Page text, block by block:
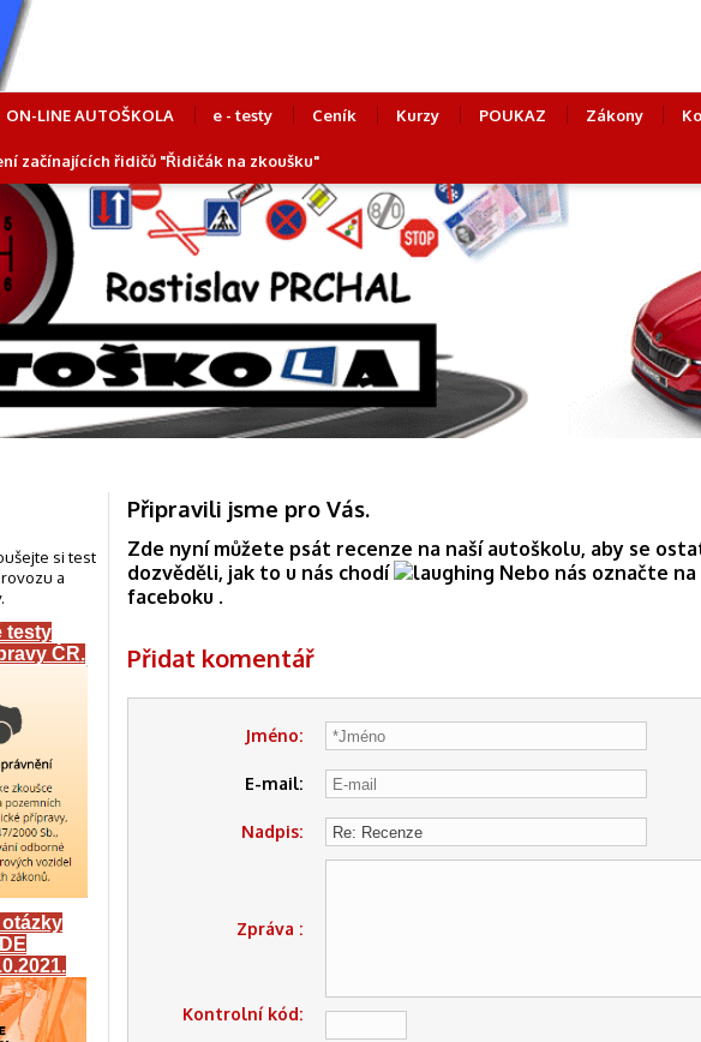
ON-LINE AUTOŠKOLA e - testy Ceník Kurzy POUKAZ Zákony
začínajících řidičů "Řidičák na zkoušku"
Připravili jsme pro Vás.
Zde nyní můžete psát recenze na naší autoškolu, aby se
dozvěděli, jak to u nás chodí
Nebo nás označte na
faceboku .
Přidat komentář
Jméno:
E-mail:
Nadpis:
Zpráva :
Kontrolní kód:
si test
a
testy
ČR.